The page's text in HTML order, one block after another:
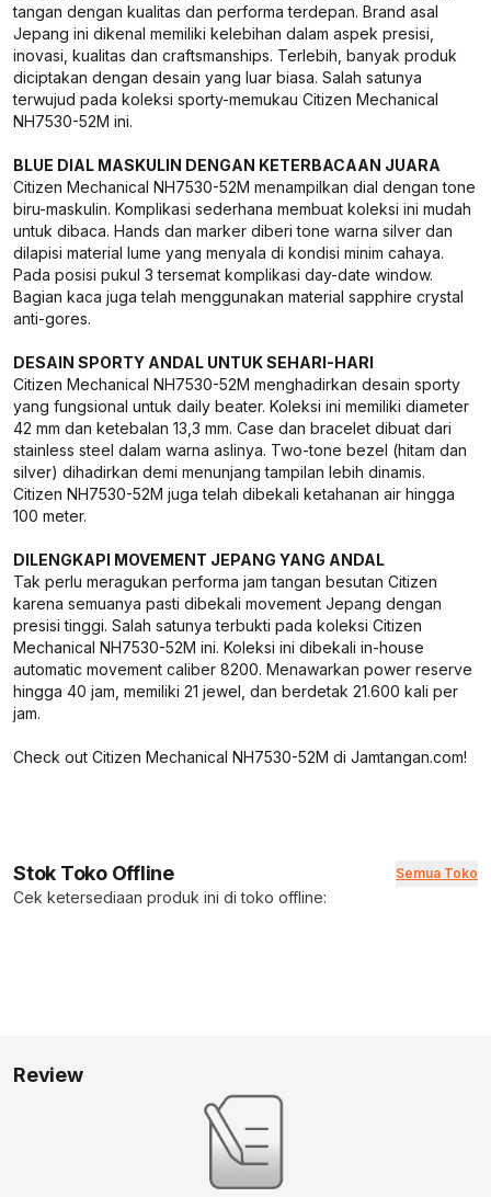
tangan dengan kualitas dan performa terdepan. Brand asal
Jepang ini dikenal memiliki kelebihan dalam aspek presisi,
inovasi, kualitas dan craftsmanships. Terlebih, banyak produk
diciptakan dengan desain yang luar biasa. Salah satunya
terwujud pada koleksi sporty-memukau Citizen Mechanical
NH7530-52M ini.
BLUE DIAL MASKULIN DENGAN KETERBACAAN JUARA
Citizen Mechanical NH7530-52M menampilkan dial dengan tone
biru-maskulin. Komplikasi sederhana membuat koleksi ini mudah
untuk dibaca. Hands dan marker diberi tone warna silver dan
dilapisi material lume yang menyala di kondisi minim cahaya.
Pada posisi pukul 3 tersemat komplikasi day-date window.
Bagian kaca juga telah menggunakan material sapphire crystal
anti-gores.
DESAIN SPORTY ANDAL UNTUK SEHARI-HARI
Citizen Mechanical NH7530-52M menghadirkan desain sporty
yang fungsional untuk daily beater. Koleksi ini memiliki diameter
42 mm dan ketebalan 13,3 mm. Case dan bracelet dibuat dari
stainless steel dalam warna aslinya. Two-tone bezel (hitam dan
silver) dihadirkan demi menunjang tampilan lebih dinamis.
Citizen NH7530-52M juga telah dibekali ketahanan air hingga
100 meter.
DILENGKAPI MOVEMENT JEPANG YANG ANDAL
Tak perlu meragukan performa jam tangan besutan Citizen
karena semuanya pasti dibekali movement Jepang dengan
presisi tinggi. Salah satunya terbukti pada koleksi Citizen
Mechanical NH7530-52M ini. Koleksi ini dibekali in-house
automatic movement caliber 8200. Menawarkan power reserve
hingga 40 jam, memiliki 21 jewel, dan berdetak 21.600 kali per
jam.
Check out Citizen Mechanical NH7530-52M di Jamtangan.com!
Stok Toko Offline Semua Toko
Cek ketersediaan produk ini di toko offline:
Review